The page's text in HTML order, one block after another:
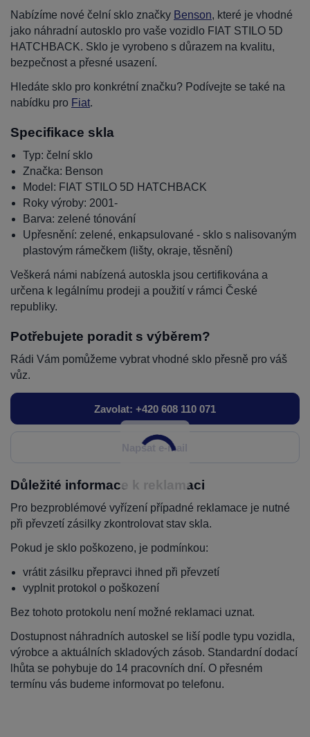
Nabízíme nové čelní sklo značky Benson, které je vhodné
jako náhradní autosklo pro vaše vozidlo FIAT STILO 5D
HATCHBACK. Sklo je vyrobeno s důrazem na kvalitu,
bezpečnost a přesné usazení.
Hledáte sklo pro konkrétní značku? Podívejte se také na
nabídku pro Fiat.
Specifikace skla
Typ: čelní sklo
Značka: Benson
Model: FIAT STILO 5D HATCHBACK
Roky výroby: 2001-
Barva: zelené tónování
Upřesnění: zelené, enkapsulované - sklo s nalisovaným
plastovým rámečkem (lišty, okraje, těsnění)
Veškerá námi nabízená autoskla jsou certifikována a
určena k legálnímu prodeji a použití v rámci České
republiky.
Potřebujete poradit s výběrem?
Rádi Vám pomůžeme vybrat vhodné sklo přesně pro váš
vůz.
Zavolat: +420 608 110 071
Napsat e-mail
Důležité informace k reklamaci
Pro bezproblémové vyřízení případné reklamace je nutné
při převzetí zásilky zkontrolovat stav skla.
Pokud je sklo poškozeno, je podmínkou:
vrátit zásilku přepravci ihned při převzetí
vyplnit protokol o poškození
Bez tohoto protokolu není možné reklamaci uznat.
Dostupnost náhradních autoskel se liší podle typu vozidla,
výrobce a aktuálních skladových zásob. Standardní dodací
lhůta se pohybuje do 14 pracovních dní. O přesném
termínu vás budeme informovat po telefonu.